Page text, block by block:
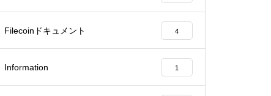
Filecoinドキュメント 4
Information 1